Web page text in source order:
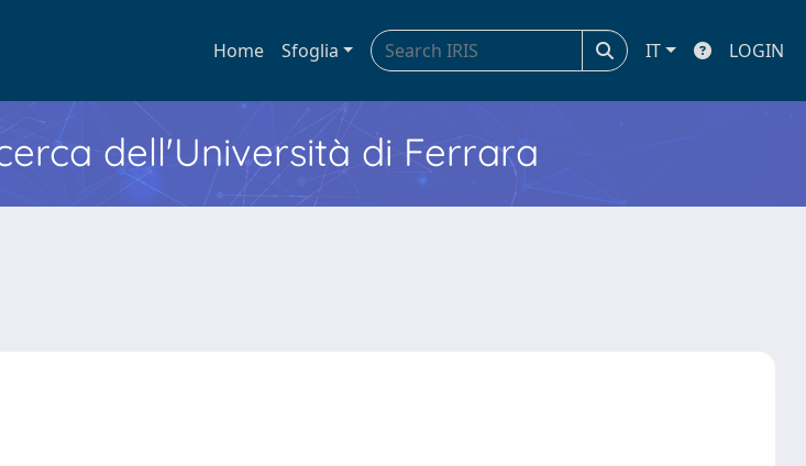
Home Sfoglia IT LOGIN
dell'Università di Ferrara